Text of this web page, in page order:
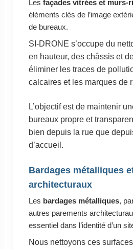
Les façades vitrées et murs-
éléments clés de l’image
de bureaux.
SI-DRONE s’occupe du
en hauteur, des châssis et
éliminer les traces de
calcaires et les marques de
L’objectif est de maintenir
bureaux propre et
bien depuis la rue que
d’accueil.
Bardages métalliques
architecturaux
Les bardages métalliques,
autres parements
essentiel dans l’identité d’un
Nous nettoyons ces